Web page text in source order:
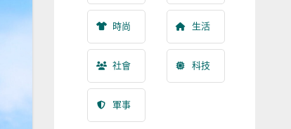
時尚 生活
社會 科技
軍事